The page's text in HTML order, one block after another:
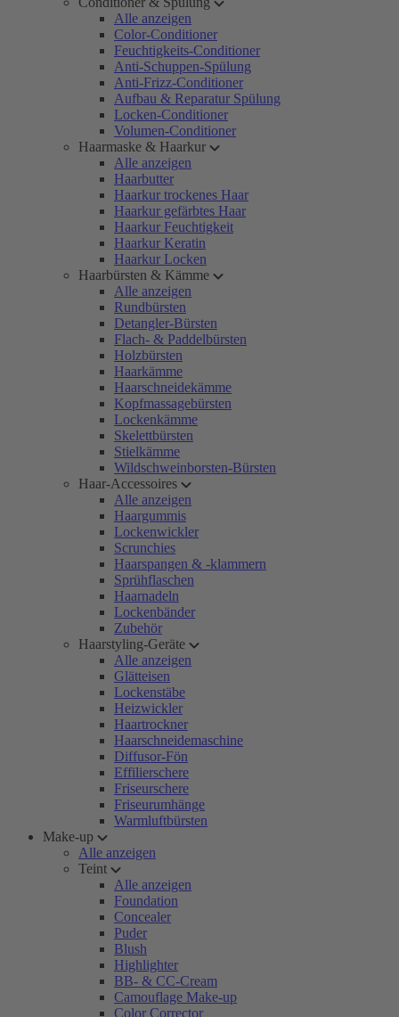
Alle anzeigen
Color-Conditioner
Feuchtigkeits-Conditioner
Anti-Schuppen-Spülung
Anti-Frizz-Conditioner
Aufbau & Reparatur Spülung
Locken-Conditioner
Volumen-Conditioner
Haarmaske & Haarkur
Alle anzeigen
Haarbutter
Haarkur trockenes Haar
Haarkur gefärbtes Haar
Haarkur Feuchtigkeit
Haarkur Keratin
Haarkur Locken
Haarbürsten & Kämme
Alle anzeigen
Rundbürsten
Detangler-Bürsten
Flach- & Paddelbürsten
Holzbürsten
Haarkämme
Haarschneidekämme
Kopfmassagebürsten
Lockenkämme
Skelettbürsten
Stielkämme
Wildschweinborsten-Bürsten
Haar-Accessoires
Alle anzeigen
Haargummis
Lockenwickler
Scrunchies
Haarspangen & -klammern
Sprühflaschen
Haarnadeln
Lockenbänder
Zubehör
Haarstyling-Geräte
Alle anzeigen
Glätteisen
Lockenstäbe
Heizwickler
Haartrockner
Haarschneidemaschine
Diffusor-Fön
Effilierschere
Friseurschere
Friseurumhänge
Warmluftbürsten
Make-up
Alle anzeigen
Teint
Alle anzeigen
Foundation
Concealer
Puder
Blush
Highlighter
BB- & CC-Cream
Camouflage Make-up
Color Corrector